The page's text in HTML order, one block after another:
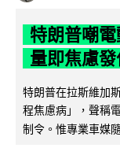
特朗普嘲
量即焦慮
特朗普在拉斯維加
程焦慮病」，聲稱
制令。惟專業車媒